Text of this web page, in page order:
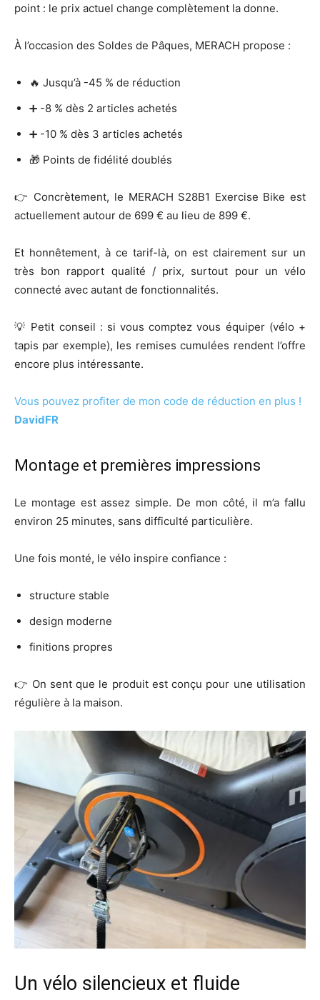
point : le prix actuel change complètement la donne.
À l’occasion des Soldes de Pâques, MERACH propose :
🔥 Jusqu’à -45 % de réduction
➕ -8 % dès 2 articles achetés
➕ -10 % dès 3 articles achetés
🎁 Points de fidélité doublés
👉 Concrètement, le MERACH S28B1 Exercise Bike est
actuellement autour de 699 € au lieu de 899 €.
Et honnêtement, à ce tarif-là, on est clairement sur un
très bon rapport qualité / prix, surtout pour un vélo
connecté avec autant de fonctionnalités.
💡 Petit conseil : si vous comptez vous équiper (vélo +
tapis par exemple), les remises cumulées rendent l’offre
encore plus intéressante.
Vous pouvez profiter de mon code de réduction en plus !
DavidFR
Montage et premières impressions
Le montage est assez simple. De mon côté, il m’a fallu
environ 25 minutes, sans difficulté particulière.
Une fois monté, le vélo inspire confiance :
structure stable
design moderne
finitions propres
👉 On sent que le produit est conçu pour une utilisation
régulière à la maison.
Un vélo silencieux et fluide